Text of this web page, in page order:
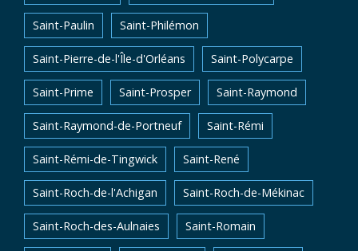
Saint-Paulin Saint-Philémon
Saint-Pierre-de-l'Île-d'Orléans Saint-Polycarpe
Saint-Prime Saint-Prosper Saint-Raymond
Saint-Raymond-de-Portneuf Saint-Rémi
Saint-Rémi-de-Tingwick Saint-René
Saint-Roch-de-l'Achigan Saint-Roch-de-Mékinac
Saint-Roch-des-Aulnaies Saint-Romain